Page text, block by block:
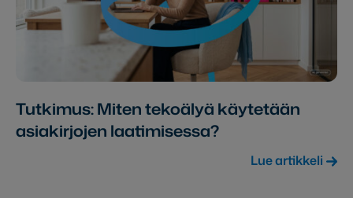
Tutkimus: Miten tekoälyä käytetään
asiakirjojen laatimisessa?
Lue artikkeli